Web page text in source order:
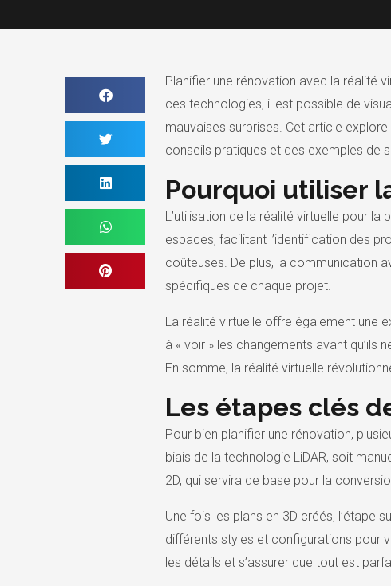
Planifier une rénovation avec la réalité
ces technologies, il est possible de
mauvaises surprises. Cet article
conseils pratiques et des exemples de
Pourquoi utiliser
L’utilisation de la réalité virtuelle pour
espaces, facilitant l’identification des
coûteuses. De plus, la communication
spécifiques de chaque projet.
La réalité virtuelle offre également une
à « voir » les changements avant
En somme, la réalité virtuelle
Les étapes clés
Pour bien planifier une rénovation,
biais de la technologie LiDAR, soit
2D, qui servira de base pour la
Une fois les plans en 3D créés, l’étape
différents styles et configurations pour
les détails et s’assurer que tout est